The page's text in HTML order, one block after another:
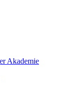
Akademie